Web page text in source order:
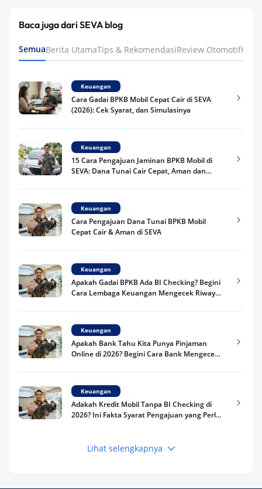
Baca juga dari SEVA blog
SemuaBerita UtamaTips & RekomendasiReview Otomotif
Keuangan
Cara Gadai BPKB Mobil Cepat Cair di SEVA
(2026): Cek Syarat, dan Simulasinya
Keuangan
15 Cara Pengajuan Jaminan BPKB Mobil di
SEVA: Dana Tunai Cair Cepat, Aman dan
Keuangan
Cara Pengajuan Dana Tunai BPKB Mobil
Cepat Cair & Aman di SEVA
Keuangan
Apakah Gadai BPKB Ada BI Checking? Begini
Cara Lembaga Keuangan Mengecek Riwayat
Keuangan
Apakah Bank Tahu Kita Punya Pinjaman
Online di 2026? Begini Cara Bank Mengecek
Keuangan
Adakah Kredit Mobil Tanpa BI Checking di
2026? Ini Fakta Syarat Pengajuan yang Perlu
Keuangan
Terpercaya
Lihat selengkapnya